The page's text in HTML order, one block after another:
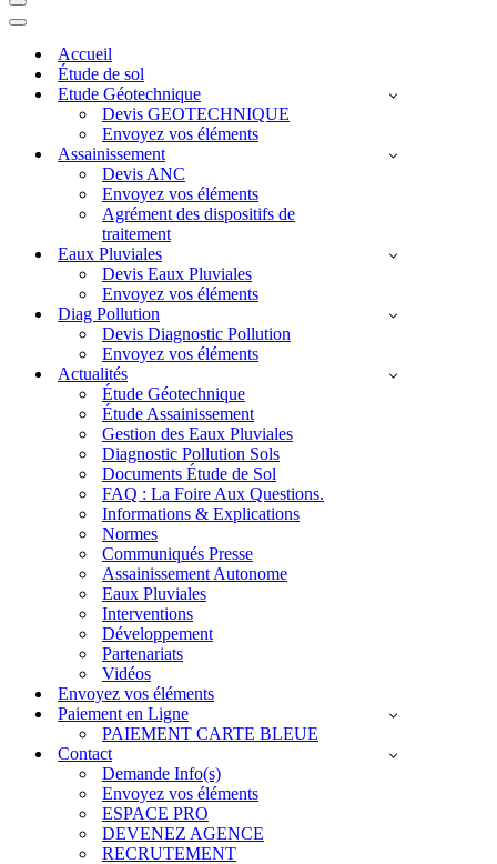
Menu
de
Menu
navigationAccueil
Étude de sol
Etude Géotechnique
Devis GEOTECHNIQUE
Envoyez vos éléments
Assainissement
Devis ANC
Envoyez vos éléments
Agrément des dispositifs de
traitement
Eaux Pluviales
Devis Eaux Pluviales
Envoyez vos éléments
Diag Pollution
Devis Diagnostic Pollution
Envoyez vos éléments
Actualités
Étude Géotechnique
Étude Assainissement
Gestion des Eaux Pluviales
Diagnostic Pollution Sols
Documents Étude de Sol
FAQ : La Foire Aux Questions.
Informations & Explications
Normes
Communiqués Presse
Assainissement Autonome
Eaux Pluviales
Interventions
Développement
Partenariats
Vidéos
Envoyez vos éléments
Paiement en Ligne
PAIEMENT CARTE BLEUE
Contact
Demande Info(s)
Envoyez vos éléments
ESPACE PRO
DEVENEZ AGENCE
RECRUTEMENT